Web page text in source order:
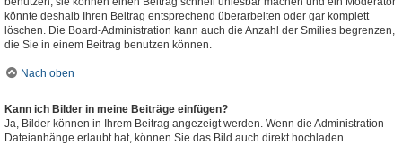
könnte deshalb Ihren Beitrag entsprechend überarbeiten oder gar komplett
löschen. Die Board-Administration kann auch die Anzahl der Smilies begrenzen,
die Sie in einem Beitrag benutzen können.
Nach oben
Kann ich Bilder in meine Beiträge einfügen?
Ja, Bilder können in Ihrem Beitrag angezeigt werden. Wenn die Administration
Dateianhänge erlaubt hat, können Sie das Bild auch direkt hochladen.